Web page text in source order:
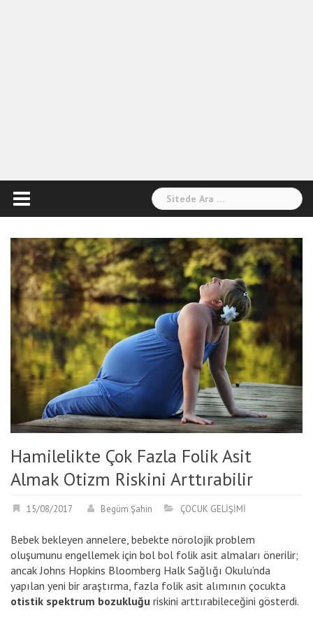
Arama:
Hamilelikte Çok Fazla Folik Asit
Almak Otizm Riskini Arttırabilir
15/08/2017 Begüm Şahin ÇOCUK GELİŞİMİ
Bebek bekleyen annelere, bebekte nörolojik problem
oluşumunu engellemek için bol bol folik asit almaları önerilir;
ancak Johns Hopkins Bloomberg Halk Sağlığı Okulu’nda
yapılan yeni bir araştırma, fazla folik asit alımının çocukta
otistik spektrum bozukluğu riskini arttırabileceğini gösterdi.